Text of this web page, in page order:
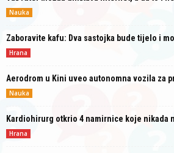
Nauka
Zaboravite kafu: Dva sastojka bude tijelo i
Hrana
Aerodrom u Kini uveo autonomna vozila za
Nauka
Kardiohirurg otkrio 4 namirnice koje nikada
Hrana